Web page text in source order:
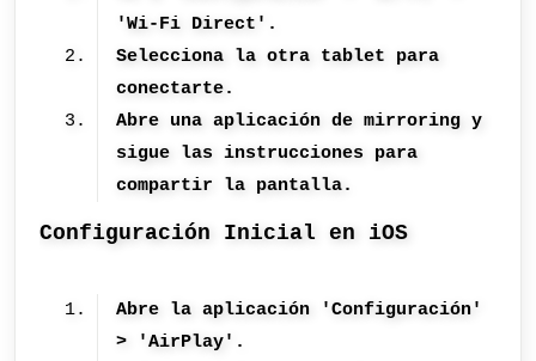
'Wi-Fi Direct'.
Selecciona la otra tablet para
conectarte.
Abre una aplicación de mirroring y
sigue las instrucciones para
compartir la pantalla.
Configuración Inicial en iOS
Abre la aplicación 'Configuración'
> 'AirPlay'.